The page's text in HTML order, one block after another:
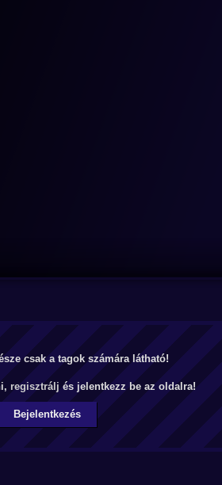
csak a tagok számára látható!
regisztrálj és jelentkezz be az oldalra!
Bejelentkezés